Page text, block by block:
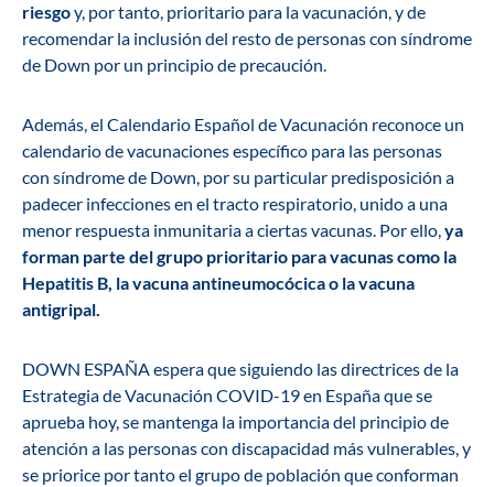
riesgoy, por tanto, prioritario para la vacunación, y de
recomendar la inclusión del resto de personas con síndrome
de Down por un principio de precaución.
Además, el Calendario Español de Vacunación reconoce un
calendario de vacunaciones específico para las personas
con síndrome de Down, por su particular predisposición a
padecer infecciones en el tracto respiratorio, unido a una
menor respuesta inmunitaria a ciertas vacunas. Por ello,ya
forman parte del grupo prioritario para vacunas como la
Hepatitis B, la vacuna antineumocócica o la vacuna
antigripal.
DOWN ESPAÑA espera que siguiendo las directrices de la
Estrategia de Vacunación COVID-19 en España que se
aprueba hoy, se mantenga la importancia del principio de
atención a las personas con discapacidad más vulnerables, y
se priorice por tanto el grupo de población que conforman